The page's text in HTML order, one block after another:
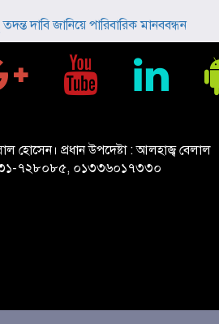
দাবি জানিয়ে পারিবারিক মানববন্ধন
হোসেন। প্রধান উপদেষ্টা : আলহাজ্ব বেলাল
৭২৮০৮৫, ০১৩৩৬০১৭৩৩০